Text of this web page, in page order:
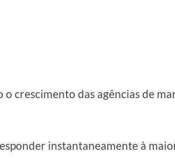
crescimento das agências de
instantaneamente à